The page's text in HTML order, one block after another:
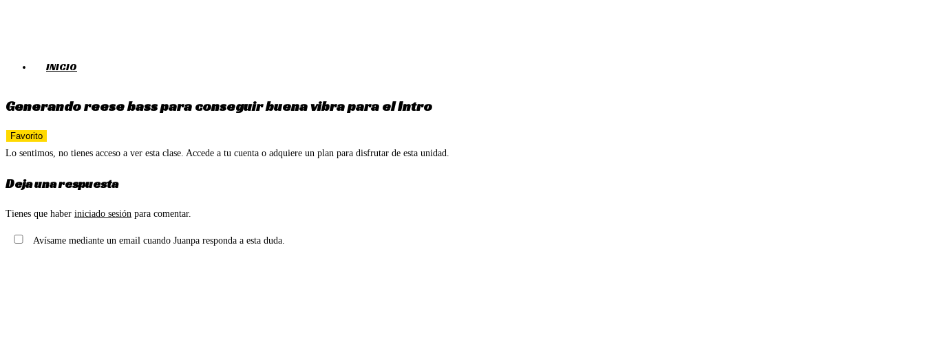
INICIO
Generando reese bass para conseguir buena vibra para el Intro
Favorito
Lo sentimos, no tienes acceso a ver esta clase. Accede a tu cuenta o adquiere un plan para disfrutar de esta unidad.
Deja una respuesta
Tienes que haber iniciado sesión para comentar.
Avísame mediante un email cuando Juanpa responda a esta duda.